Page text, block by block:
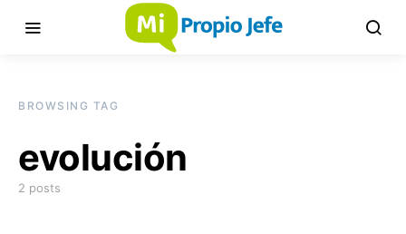
BROWSING TAG
evolución
2 posts